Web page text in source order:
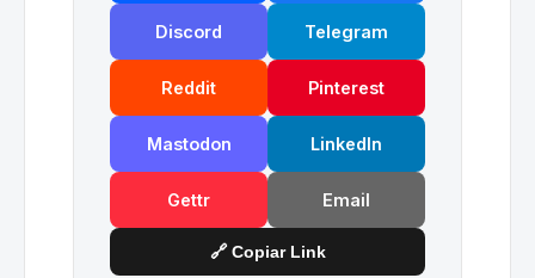
Discord Telegram
Reddit Pinterest
Mastodon LinkedIn
Gettr Email
🔗 Copiar Link